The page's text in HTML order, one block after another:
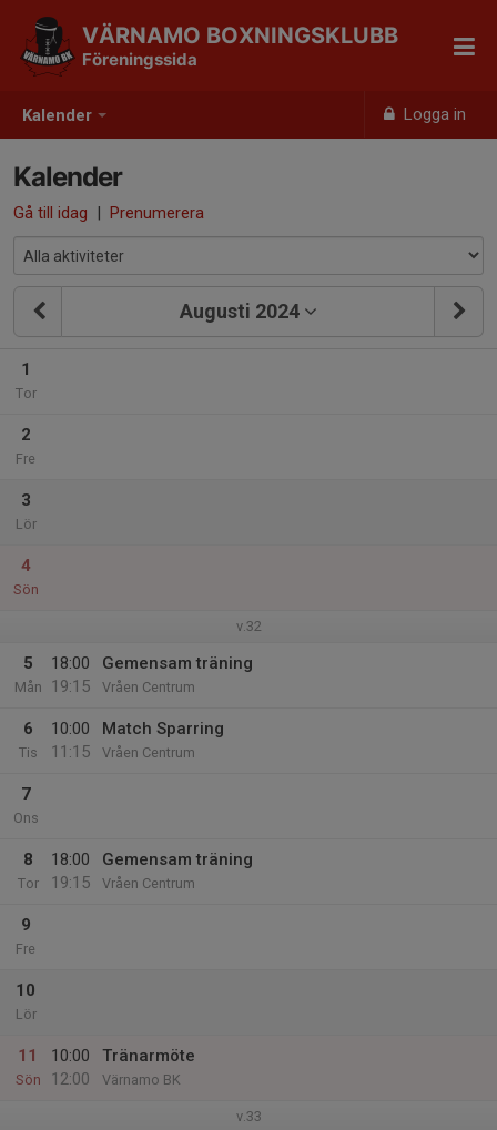
Kalender Logga in
VÄRNAMO BOXNINGSKLUBB
Föreningssida
Kalender
Gå till idag | Prenumerera
Augusti 2024
1
Tor
2
Fre
3
Lör
4
Sön
v.32
5
Mån
18:00
19:15
Gemensam träning
Vråen Centrum
6
Tis
10:00
11:15
Match Sparring
Vråen Centrum
7
Ons
8
Tor
18:00
19:15
Gemensam träning
Vråen Centrum
9
Fre
10
Lör
11
Sön
10:00
12:00
Tränarmöte
Värnamo BK
v.33